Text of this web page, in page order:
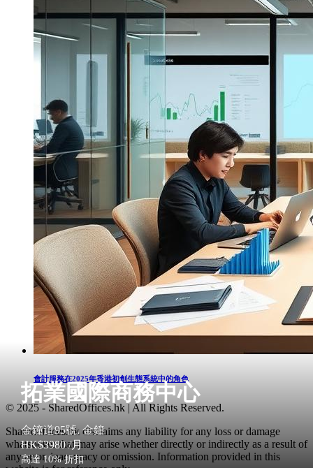
拓業國際商務中心
金鐘道95號, 金鐘
HK$3980 /月
高達 10% 折扣
會計服務在2025年香港初創生態系統中的角色
© 2025 - SharedOffices.hk | All Rights Reserved.
Sharedoffices.hk disclaims any liability for any loss or damage
whatsoever that may arise whether directly or indirectly as a result of
any error, inaccuracy or omission. Information provided in this